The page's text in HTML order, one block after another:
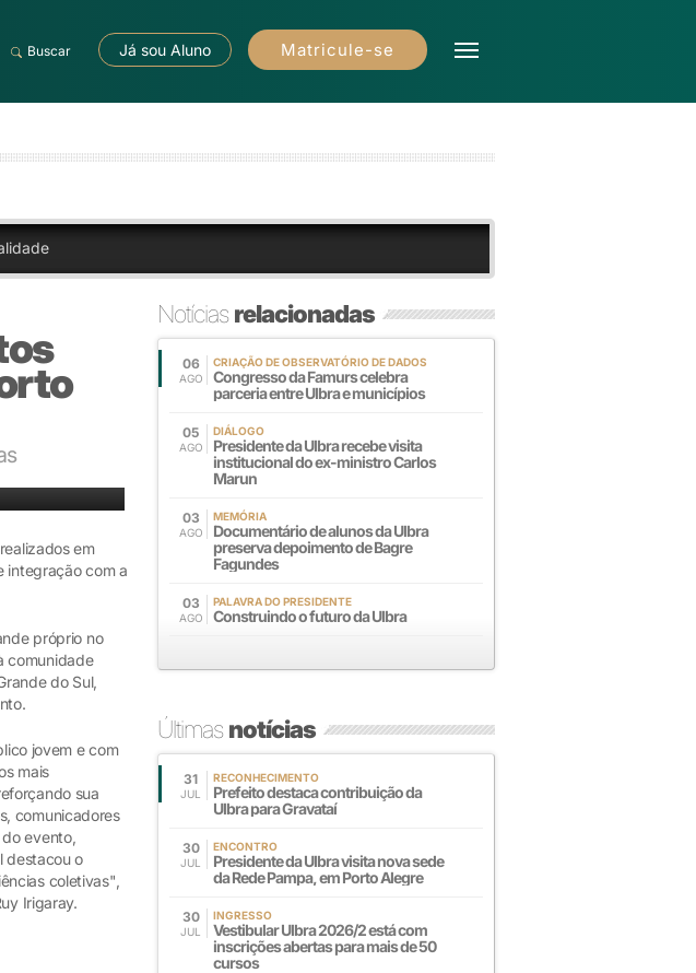
Buscar Já sou Aluno Matricule-se
em
integração com a
próprio no
comunidade
do Sul,
jovem e com
mais
sua
comunicadores
evento,
destacou o
coletivas",
Irigaray.
Notíciasrelacionadas
06
AGO
CRIAÇÃO DE OBSERVATÓRIO DE DADOS
Congresso da Famurs celebra
parceria entre Ulbra e municípios
05
AGO
DIÁLOGO
Presidente da Ulbra recebe visita
institucional do ex-ministro Carlos
Marun
03
AGO
MEMÓRIA
Documentário de alunos da Ulbra
preserva depoimento de Bagre
Fagundes
03
AGO
PALAVRA DO PRESIDENTE
Construindo o futuro da Ulbra
Últimasnotícias
31
JUL
RECONHECIMENTO
Prefeito destaca contribuição da
Ulbra para Gravataí
30
JUL
ENCONTRO
Presidente da Ulbra visita nova sede
da Rede Pampa, em Porto Alegre
30
JUL
INGRESSO
Vestibular Ulbra 2026/2 está com
inscrições abertas para mais de 50
cursos